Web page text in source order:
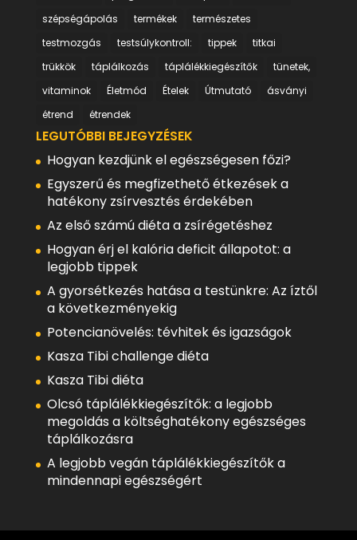
szépségápolás
termékek
természetes
testmozgás
testsúlykontroll: tippek
titkai
trükkök
táplálkozás táplálékkiegészítők
tünetek,
vitaminok
Életmód Ételek Útmutató
ásványi
étrend
étrendek
LEGUTÓBBI BEJEGYZÉSEK
Hogyan kezdjünk el egészségesen főzi?
Egyszerű és megfizethető étkezések a
hatékony zsírvesztés érdekében
Az első számú diéta a zsírégetéshez
Hogyan érj el kalória deficit állapotot: a
legjobb tippek
A gyorsétkezés hatása a testünkre: Az íztől
a következményekig
Potencianövelés: tévhitek és igazságok
Kasza Tibi challenge diéta
Kasza Tibi diéta
Olcsó táplálékkiegészítők: a legjobb
megoldás a költséghatékony egészséges
táplálkozásra
A legjobb vegán táplálékkiegészítők a
mindennapi egészségért